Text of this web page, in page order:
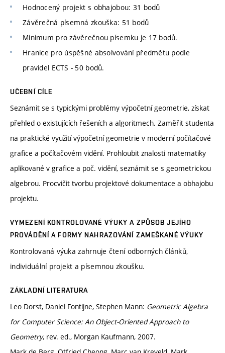
Hodnocený projekt s obhajobou: 31 bodů
Závěrečná písemná zkouška: 51 bodů
Minimum pro závěrečnou písemku je 17 bodů.
Hranice pro úspěšné absolvování předmětu podle
pravidel ECTS - 50 bodů.
UČEBNÍ CÍLE
Seznámit se s typickými problémy výpočetní geometrie, získat
přehled o existujících řešeních a algoritmech. Zaměřit studenta
na praktické využití výpočetní geometrie v moderní počítačové
grafice a počítačovém vidění. Prohloubit znalosti matematiky
aplikované v grafice a poč. vidění, seznámit se s geometrickou
algebrou. Procvičit tvorbu projektové dokumentace a obhajobu
projektu.
VYMEZENÍ KONTROLOVANÉ VÝUKY A ZPŮSOB JEJÍHO
PROVÁDĚNÍ A FORMY NAHRAZOVÁNÍ ZAMEŠKANÉ VÝUKY
Kontrolovaná výuka zahrnuje čtení odborných článků,
individuální projekt a písemnou zkoušku.
ZÁKLADNÍ LITERATURA
Leo Dorst, Daniel Fontijne, Stephen Mann: Geometric Algebra
for Computer Science: An Object-Oriented Approach to
Geometry, rev. ed., Morgan Kaufmann, 2007.